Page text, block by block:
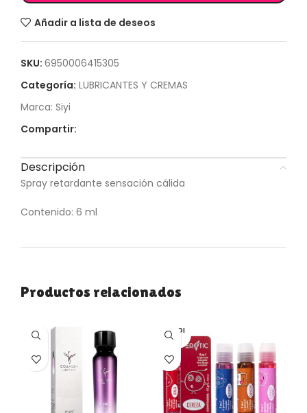
Añadir a lista de deseos
SKU: 6950006415305
Categoría: LUBRICANTES Y CREMAS
Marca: Siyi
Compartir:
Descripción
Spray retardante sensación cálida
Contenido: 6 ml
Productos relacionados
VENDI
DO